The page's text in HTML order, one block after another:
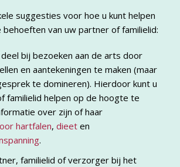
suggesties voor hoe u kunt helpen
behoeften van uw partner of familielid:
bij bezoeken aan de arts door
en aantekeningen te maken (maar
te domineren). Hierdoor kunt u
familielid helpen op de hoogte te
over zijn of haar
hartfalen, dieet en
.
familielid of verzorger bij het